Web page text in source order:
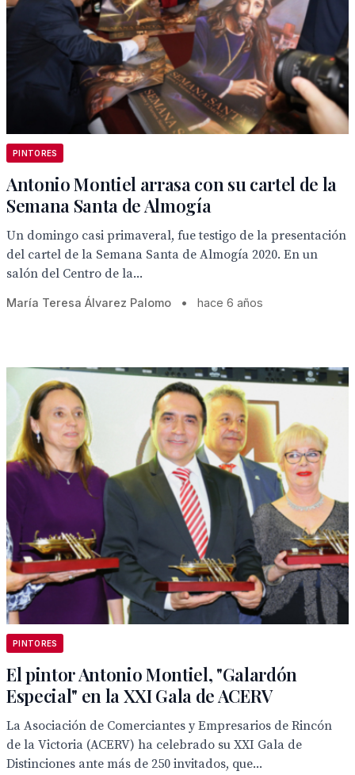
PINTORES
Antonio Montiel arrasa con su cartel de la
Semana Santa de Almogía
Un domingo casi primaveral, fue testigo de la presentación
del cartel de la Semana Santa de Almogía 2020. En un
salón del Centro de la...
María Teresa Álvarez Palomo • hace 6 años
PINTORES
El pintor Antonio Montiel, "Galardón
Especial" en la XXI Gala de ACERV
La Asociación de Comerciantes y Empresarios de Rincón
de la Victoria (ACERV) ha celebrado su XXI Gala de
Distinciones ante más de 250 invitados, que...